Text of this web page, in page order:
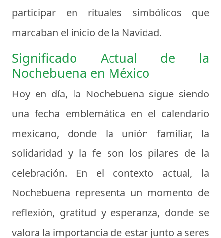
participar en rituales simbólicos que
marcaban el inicio de la Navidad.
Significado Actual de la
Nochebuena en México
Hoy en día, la Nochebuena sigue siendo
una fecha emblemática en el calendario
mexicano, donde la unión familiar, la
solidaridad y la fe son los pilares de la
celebración. En el contexto actual, la
Nochebuena representa un momento de
reflexión, gratitud y esperanza, donde se
valora la importancia de estar junto a seres